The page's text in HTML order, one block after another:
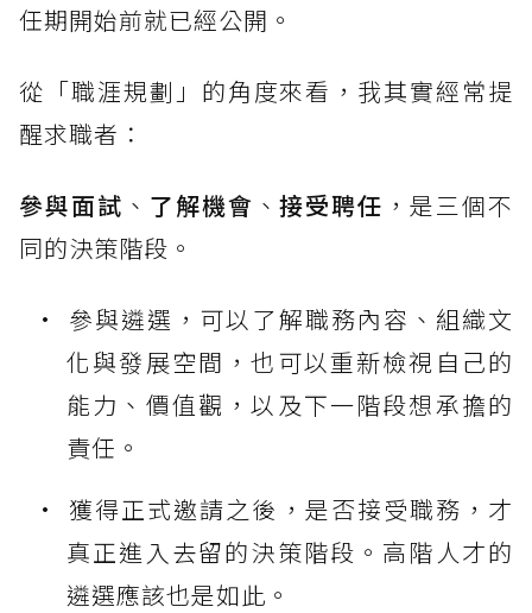
任期開始前就已經公開。
從「職涯規劃」的角度來看，我其實經常提
醒求職者：
參與面試 、 了解機會 、接受聘任 ，是三個不
同的決策階段。
參與遴選，可以了解職務內容、組織文
化與發展空間，也可以重新檢視自己的
能力、價值觀，以及下一階段想承擔的
責任。
獲得正式邀請之後，是否接受職務，才
真正進入去留的決策階段。高階人才的
遴選應該也是如此。